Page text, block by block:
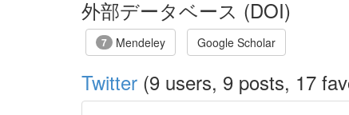
外部データベース (DOI)
7 Mendeley Google Scholar
Twitter (9 users, 9 posts, 17